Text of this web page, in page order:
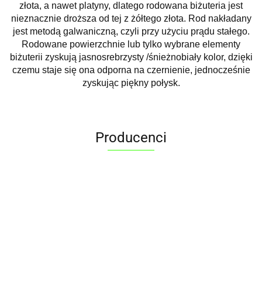
złota, a nawet platyny, dlatego rodowana biżuteria jest
nieznacznie droższa od tej z żółtego złota. Rod nakładany
jest metodą galwaniczną, czyli przy użyciu prądu stałego.
Rodowane powierzchnie lub tylko wybrane elementy
biżuterii zyskują jasnosrebrzysty /śnieżnobiały kolor, dzięki
czemu staje się ona odporna na czernienie, jednocześnie
zyskując piękny połysk.
Producenci